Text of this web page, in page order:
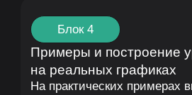
от шума. Научитесь находить
данные, которые могут повлиять
на движение криптовалют. Это
принимать решения на основе
информации, а не слухов.